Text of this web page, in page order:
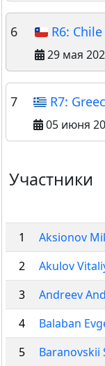
6 R6: Chile
29 мая
7 R7:
05 июня
Участники
1 Aksionov
2
Akulov
3
Andreev
4
Balaban
5
Baranovskii